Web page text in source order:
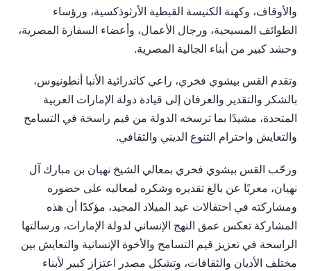
والأوقاف، وكهنة الكنيسة القبطية الأرثوذكسية، ورؤساء
الطوائف المسيحية، ورجال الأعمال، وأعضاء السفارة المصرية،
وحشد كبير من أبناء الجالية المصرية.
وتقدم القس بيشوي فخري، راعي كاتدرائية الأنبا أنطونيوس،
بالشكر والتقدير والعرفان إلى قيادة دولة الإمارات العربية
المتحدة، مشيدًا بما ترسخه الدولة من قيم راسخة في التسامح
والتعايش واحترام التنوع الديني والثقافي.
ورحّب القس بيشوي فخري بمعالي الشيخ نهيان بن مبارك آل
نهيان، معربًا عن بالغ تقديره وشكره لمعاليه على حضوره
ومشاركته في احتفالات عيد الميلاد المجيد، مؤكدًا أن هذه
المشاركة تعكس عمق النهج الإنساني لدولة الإمارات، ورسالتها
الراسخة في تعزيز قيم التسامح والأخوة الإنسانية والتعايش بين
مختلف الأديان والثقافات، وتشكل مصدر اعتزاز كبير لأبناء